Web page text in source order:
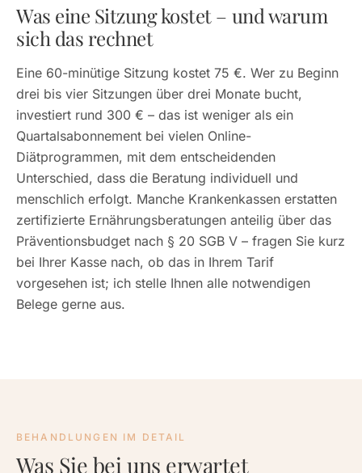
Was eine Sitzung kostet – und warum
sich das rechnet
Eine 60-minütige Sitzung kostet 75 €. Wer zu Beginn
drei bis vier Sitzungen über drei Monate bucht,
investiert rund 300 € – das ist weniger als ein
Quartalsabonnement bei vielen Online-
Diätprogrammen, mit dem entscheidenden
Unterschied, dass die Beratung individuell und
menschlich erfolgt. Manche Krankenkassen erstatten
zertifizierte Ernährungsberatungen anteilig über das
Präventionsbudget nach § 20 SGB V – fragen Sie kurz
bei Ihrer Kasse nach, ob das in Ihrem Tarif
vorgesehen ist; ich stelle Ihnen alle notwendigen
Belege gerne aus.
BEHANDLUNGEN IM DETAIL
Was Sie bei uns erwartet